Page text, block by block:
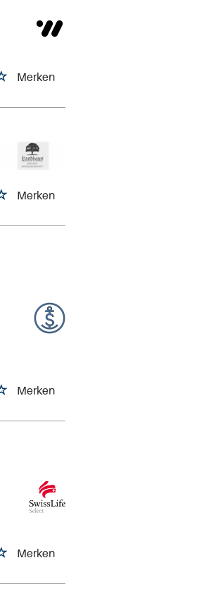
Merken
Merken
Merken
Merken